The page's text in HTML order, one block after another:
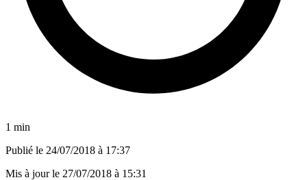
1 min
Publié le 24/07/2018 à 17:37
Mis à jour le 27/07/2018 à 15:31